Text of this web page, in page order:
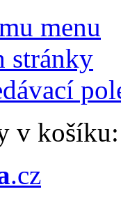
menu
stránky
v
.cz